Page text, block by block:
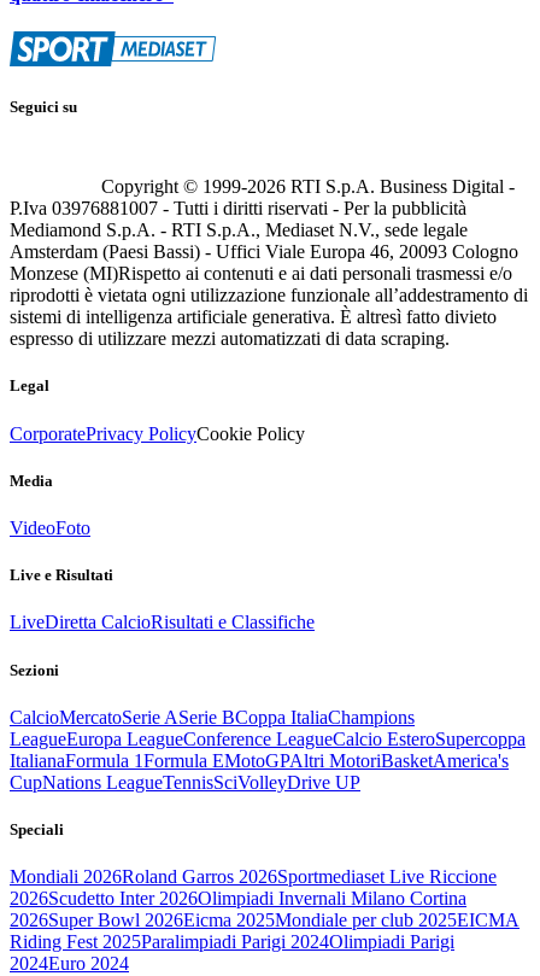
Seguici su
Copyright © 1999-2026 RTI S.p.A. Business Digital -
P.Iva 03976881007 - Tutti i diritti riservati - Per la pubblicità
Mediamond S.p.A. - RTI S.p.A., Mediaset N.V., sede legale
Amsterdam (Paesi Bassi) - Uffici Viale Europa 46, 20093 Cologno
Monzese (MI)Rispetto ai contenuti e ai dati personali trasmessi e/o
riprodotti è vietata ogni utilizzazione funzionale all’addestramento di
sistemi di intelligenza artificiale generativa. È altresì fatto divieto
espresso di utilizzare mezzi automatizzati di data scraping.
Legal
CorporatePrivacy PolicyCookie Policy
Media
VideoFoto
Live e Risultati
LiveDiretta CalcioRisultati e Classifiche
Sezioni
CalcioMercatoSerie ASerie BCoppa ItaliaChampions
LeagueEuropa LeagueConference LeagueCalcio EsteroSupercoppa
ItalianaFormula 1Formula EMotoGPAltri MotoriBasketAmerica's
CupNations LeagueTennisSciVolleyDrive UP
Speciali
Mondiali 2026Roland Garros 2026Sportmediaset Live Riccione
2026Scudetto Inter 2026Olimpiadi Invernali Milano Cortina
2026Super Bowl 2026Eicma 2025Mondiale per club 2025EICMA
Riding Fest 2025Paralimpiadi Parigi 2024Olimpiadi Parigi
2024Euro 2024